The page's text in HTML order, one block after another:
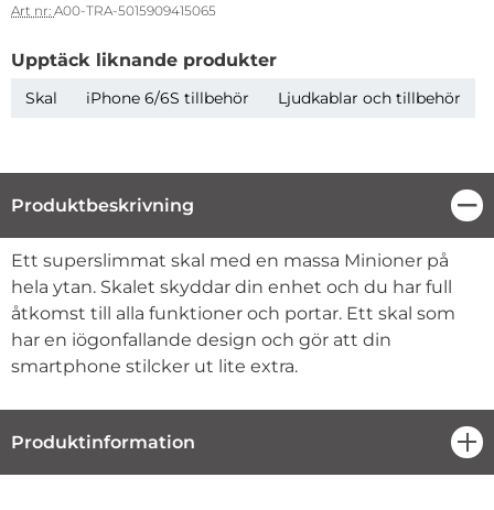
Art nr: A00-TRA-5015909415065
Upptäck liknande produkter
Skal iPhone 6/6S tillbehör Ljudkablar och tillbehör
Produktbeskrivning
Produktbeskrivning
Ett superslimmat skal med en massa Minioner på
hela ytan. Skalet skyddar din enhet och du har full
åtkomst till alla funktioner och portar. Ett skal som
har en iögonfallande design och gör att din
smartphone stilcker ut lite extra.
Produktinformation